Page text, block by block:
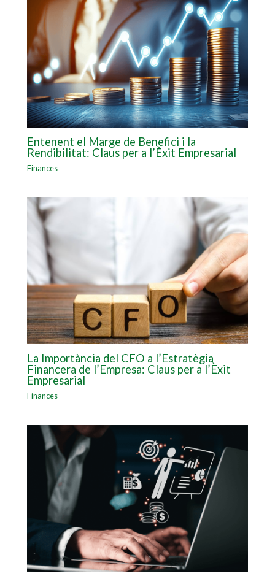
Entenent el Marge de Benefici i la
Rendibilitat: Claus per a l’Èxit Empresarial
Finances
La Importància del CFO a l’Estratègia
Financera de l’Empresa: Claus per a l’Èxit
Empresarial
Finances